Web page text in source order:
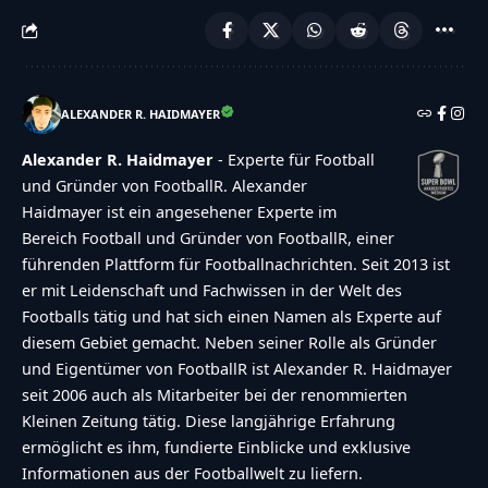
[STRONG]answer[\/STRONG] to what you hear.
Numbers or words:","explanation":"Click or
touch the
[STRONG]ANSWER[\/STRONG]","refresh-
alt":"Refresh\/reload icon","refresh-
title":"Refresh\/reload: get new images and
accessibility option!"},"buttons":
{"anonymous":"Anonym
in with Facebook","google":"Sign in with
Google"},"voting":{"poll-ended":"Die Zeit zum
Abstimmen ist bei dieser Umfrage
abgelaufen","poll-not-started":"Diese Umfrage
akzeptiert noch keine Stimmen","already-voted-
ALEXANDER R. HAIDMAYER
Alexander R. Haidmayer - Experte für Football
und Gründer von FootballR. Alexander
Haidmayer ist ein angesehener Experte im
Bereich Football und Gründer von FootballR, einer
führenden Plattform für Footballnachrichten. Seit 2013 ist
er mit Leidenschaft und Fachwissen in der Welt des
Footballs tätig und hat sich einen Namen als Experte auf
diesem Gebiet gemacht. Neben seiner Rolle als Gründer
und Eigentümer von FootballR ist Alexander R. Haidmayer
seit 2006 auch als Mitarbeiter bei der renommierten
Kleinen Zeitung tätig. Diese langjährige Erfahrung
ermöglicht es ihm, fundierte Einblicke und exklusive
Informationen aus der Footballwelt zu liefern.